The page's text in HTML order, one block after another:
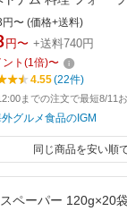
タント 時短 簡単 美
おすすめ 一人暮らし
ン麺 ギフト プレゼ
円〜 (価格+送料)
円〜 +送料740円
ト (1倍)〜
4.55(22件)
までの注文で最短8/11
グルメ食品のIGM
同じ商品を安い順
ペーパー 120g×20